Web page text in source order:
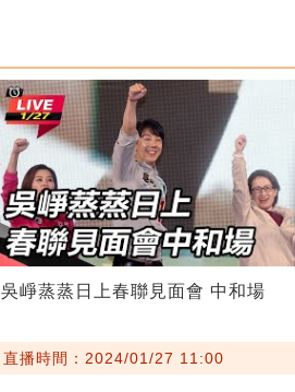
吳崢蒸蒸日上春聯見面會 中和場
直播時間：2024/01/27 11:00